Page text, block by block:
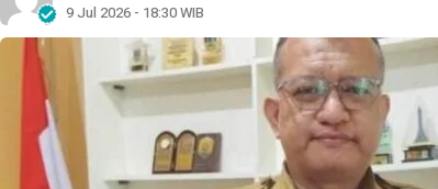
9 Jul 2026 - 18:30 WIB